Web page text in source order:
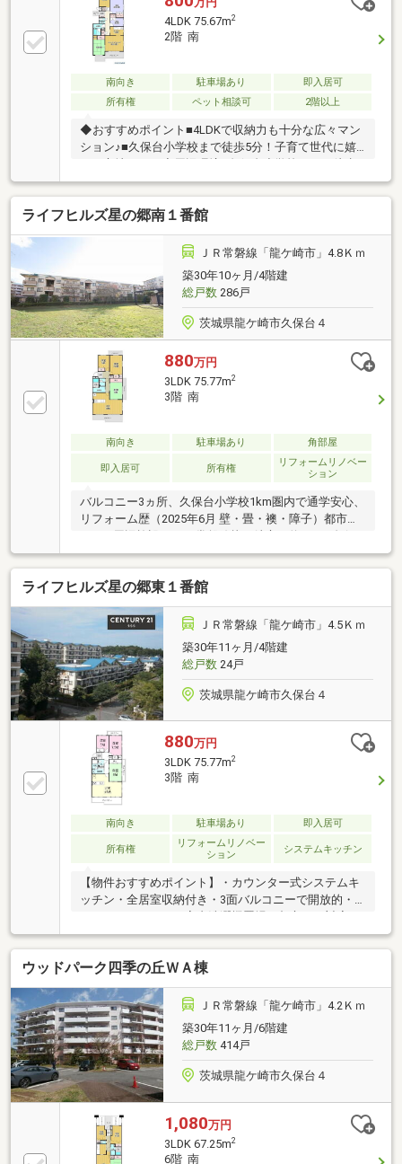
4LDK 75.67m2
2階 南
南向き 駐車場あり
即入居可
所有権
ペット相談可 2階以上
◆おすすめポイント■4LDKで収納力も十分な広々マン
ション♪■久保台小学校まで徒歩5分！子育て世代に嬉
分■中根台中学校・・・徒歩18分■業務スーパー龍ケ崎
店・・・徒歩8分◆ご案内※当社では他社様が掲載して
いる物件も全てご紹介、ご案内が可能です♪まとめて
内覧をご希望の際は、お問い合わせ時にご希望の物件
名をお知らせください♪
ライフヒルズ星の郷南１番館
ＪＲ常磐線「龍ケ崎市」4.8Ｋｍ
築30年10ヶ月/4階建
総戸数286戸
茨城県龍ケ崎市久保台４
880万円
3LDK 75.77m2
3階 南
南向き 駐車場あり 角部屋
即入居可 所有権
リフォームリノベー
ション
バルコニー3ヵ所、久保台小学校1km圏内で通学安心、
リフォーム歴（2025年6月 壁・畳・襖・障子）都市ガ
台小学校 約650m中根台中学校 約1.5km
ライフヒルズ星の郷東１番館
ＪＲ常磐線「龍ケ崎市」4.5Ｋｍ
築30年11ヶ月/4階建
総戸数24戸
茨城県龍ケ崎市久保台４
880万円
3LDK 75.77m2
3階 南
南向き 駐車場あり 即入居可
所有権
リフォームリノベー
ション
システムキッチン
【物件おすすめポイント】・カウンター式システムキ
ッチン・全居室収納付き・3面バルコニーで開放的・
エアコン・照明器具付き・小学校が近く通学も安心・
周辺施設が充実し生活便利
ウッドパーク四季の丘ＷＡ棟
ＪＲ常磐線「龍ケ崎市」4.2Ｋｍ
築30年11ヶ月/6階建
総戸数414戸
茨城県龍ケ崎市久保台４
1,080万円
3LDK 67.25m2
6階 南